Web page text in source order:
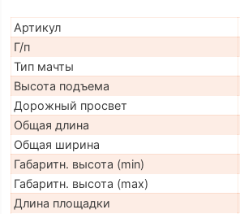
Артикул
Г/п
Тип мачты
Высота подъема
Дорожный просвет
Общая длина
Общая ширина
Габаритн. высота (min)
Габаритн. высота (max)
Длина площадки